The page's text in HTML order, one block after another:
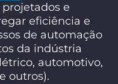
e
eficiência e
de automação
da indústria
automotivo,
outros).